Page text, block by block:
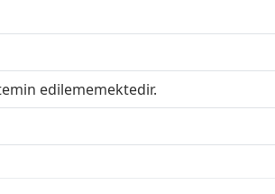
edilememektedir.